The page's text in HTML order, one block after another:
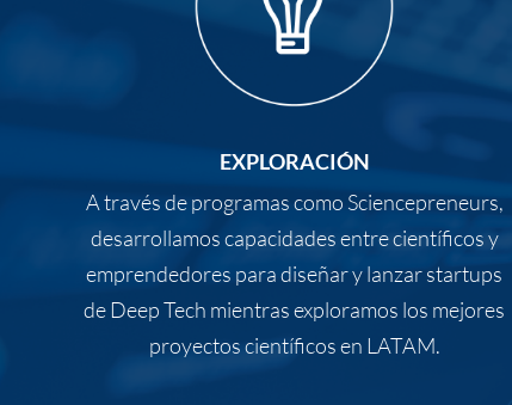
EXPLORACIÓN
A través de programas como Sciencepreneurs,
desarrollamos capacidades entre científicos y
emprendedores para diseñar y lanzar startups
de Deep Tech mientras exploramos los mejores
proyectos científicos en LATAM.